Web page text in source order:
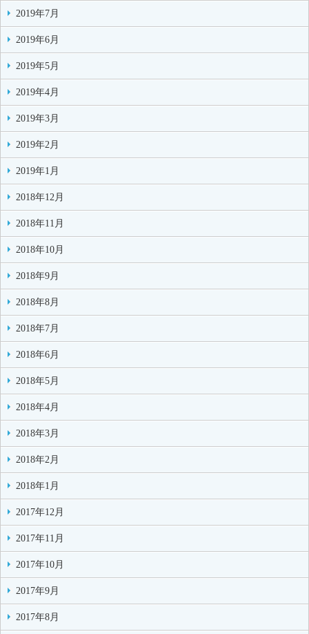
2019年7月
2019年6月
2019年5月
2019年4月
2019年3月
2019年2月
2019年1月
2018年12月
2018年11月
2018年10月
2018年9月
2018年8月
2018年7月
2018年6月
2018年5月
2018年4月
2018年3月
2018年2月
2018年1月
2017年12月
2017年11月
2017年10月
2017年9月
2017年8月